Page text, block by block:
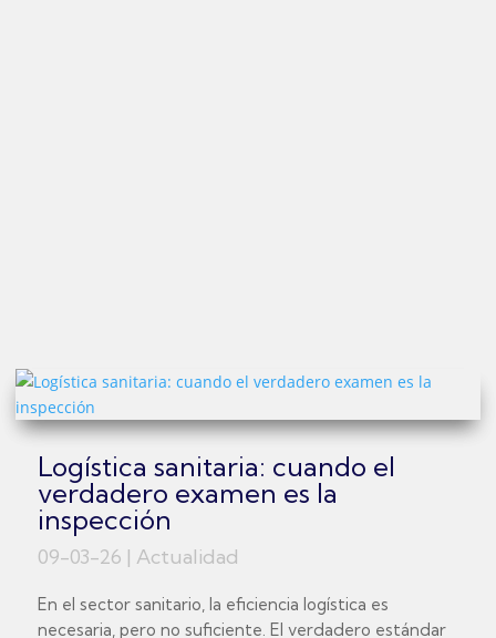
Logística sanitaria: cuando el
verdadero examen es la
inspección
09-03-26 | Actualidad
En el sector sanitario, la eficiencia logística es
necesaria, pero no suficiente. El verdadero estándar